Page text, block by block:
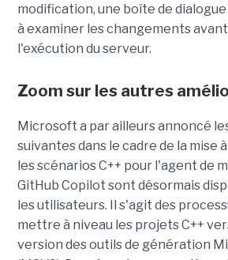
modification, une boîte de
à examiner les changements
l'exécution du serveur.
Zoom sur les autres
Microsoft a par ailleurs annoncé
suivantes dans le cadre de la mise
les scénarios C++ pour l'agent de
GitHub Copilot sont désormais
les utilisateurs. Il s'agit des
mettre à niveau les projets C++
version des outils de génération